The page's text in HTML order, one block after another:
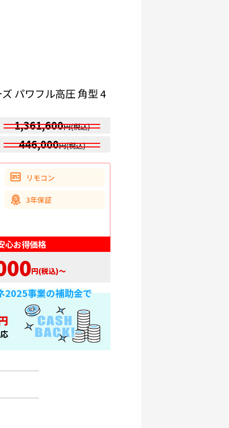
パワフル高圧 角型 4
1,361,600円(税込)
446,000円(税込)
リモコン
3年保証
心お得価格
円(税込)〜
2025事業の補助金で